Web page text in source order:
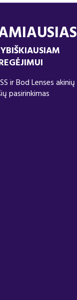
ir Bod Lenses akinių
pasirinkimas